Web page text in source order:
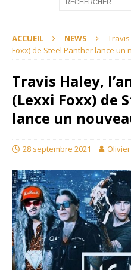
ACCUEIL NEWS
Foxx) de Steel Panther lance un
Travis Haley,
(Lexxi Foxx) de
lance un
28 septembre 2021 Olivier